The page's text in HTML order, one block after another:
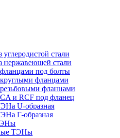
стали
стали
под болты
фланцами
фланцами
и RCF под фланец
U-образная
Г-образная
ТЭНы